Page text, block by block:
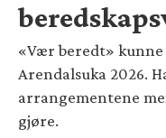
«Vær beredt»
Arendalsuka 2026.
arrangementene
gjøre.